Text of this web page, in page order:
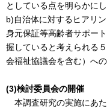
としている点を明らかにし
b)自治体に対するヒアリ
身元保証等高齢者サポー
握していると考えられる
会福祉協議会を含む）へ
(3)検討委員会の開催
本調査研究の実施にあ